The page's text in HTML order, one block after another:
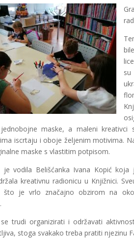
maske, a maleni kreativci
iscrtaju i oboje željenim motivima.
maske s vlastitim potpisom.
je vodila Belišćanka Ivana Kopić
kreativnu radionicu u Knjižnici.
što je vrlo značajno obzirom na
se trudi organizirati i održavati
stoga svakako treba pratiti njezinu